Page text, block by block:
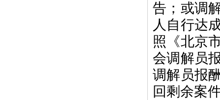
告；或调
人自行达
照《北京
会调解员
调解员报
回剩余案